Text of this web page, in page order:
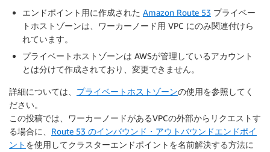
エンドポイント用に作成された Amazon Route 53 プライベー
トホストゾーンは、ワーカーノード用 VPC にのみ関連付けら
れています。
プライベートホストゾーンは AWSが管理しているアカウント
とは分けて作成されており、変更できません。
詳細については、 プライベートホストゾーンの使用を参照してく
ださい。
この投稿では、ワーカーノードがあるVPCの外部からリクエストす
る場合に、 Route 53 のインバウンド・アウトバウンドエンドポイ
ント を使用してクラスターエンドポイントを名前解決する方法に